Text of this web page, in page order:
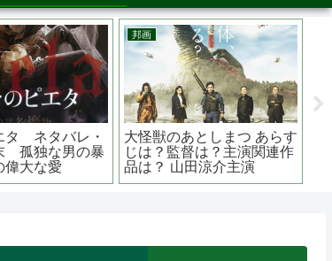
タ ネタバレ・
孤独な男の暴
偉大な愛
邦画
大怪獣のあとしまつ あらす
じは？監督は？主演関連作
品は？ 山田涼介主演